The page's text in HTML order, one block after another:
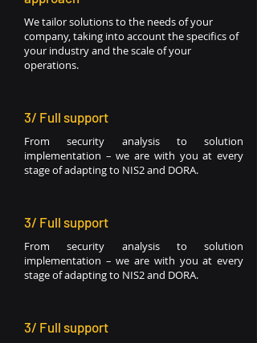
We tailor solutions to the needs of your
company, taking into account the specifics of
your industry and the scale of your
operations.
3/ Full support
From security analysis to solution
implementation – we are with you at every
stage of adapting to NIS2 and DORA.
3/ Full support
From security analysis to solution
implementation – we are with you at every
stage of adapting to NIS2 and DORA.
3/ Full support